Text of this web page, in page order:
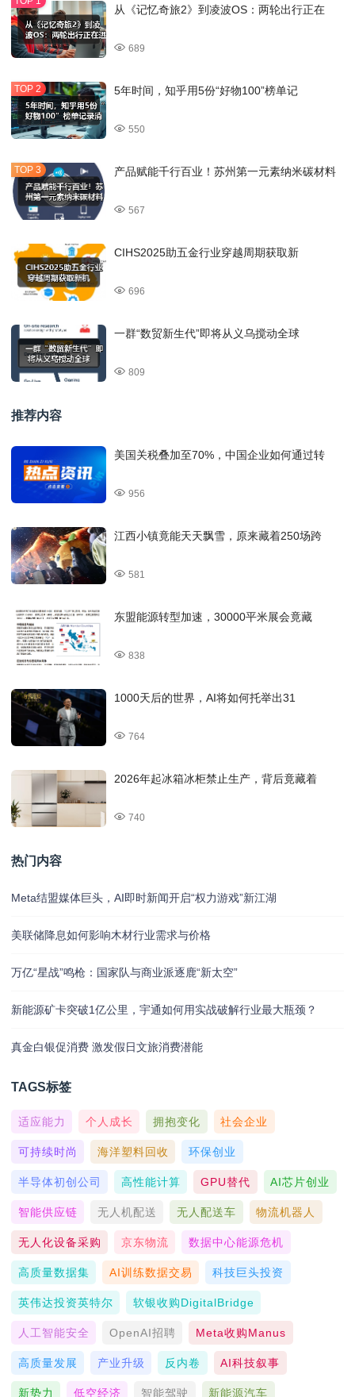
从《记忆奇旅2》到凌波OS：两轮出行正在
689
5年时间，知乎用5份“好物100”榜单记
550
产品赋能千行百业！苏州第一元素纳米碳材料
567
CIHS2025助五金行业穿越周期获取新
696
一群“数贸新生代”即将从义乌搅动全球
809
推荐内容
美国关税叠加至70%，中国企业如何通过转
956
江西小镇竟能天天飘雪，原来藏着250场跨
581
东盟能源转型加速，30000平米展会竟藏
838
1000天后的世界，AI将如何托举出31
764
2026年起冰箱冰柜禁止生产，背后竟藏着
740
热门内容
Meta结盟媒体巨头，AI即时新闻开启“权力游戏”新江湖
美联储降息如何影响木材行业需求与价格
万亿“星战”鸣枪：国家队与商业派逐鹿“新太空”
新能源矿卡突破1亿公里，宇通如何用实战破解行业最大瓶颈？
真金白银促消费 激发假日文旅消费潜能
TAGS标签
适应能力 个人成长 拥抱变化 社会企业
可持续时尚 海洋塑料回收 环保创业
半导体初创公司 高性能计算 GPU替代 AI芯片创业
智能供应链 无人机配送 无人配送车 物流机器人
无人化设备采购 京东物流 数据中心能源危机
高质量数据集 AI训练数据交易 科技巨头投资
英伟达投资英特尔 软银收购DigitalBridge
人工智能安全 OpenAI招聘 Meta收购Manus
高质量发展 产业升级 反内卷 AI科技叙事
新势力 低空经济 智能驾驶 新能源汽车